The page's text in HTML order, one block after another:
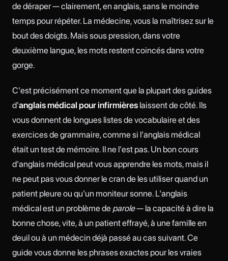
de déraper — clairement, en anglais, sans le moindre
temps pour répéter. La médecine, vous la maîtrisez sur le
bout des doigts. Mais sous pression, dans votre
deuxième langue, les mots restent coincés dans votre
gorge.
C'est précisément ce moment que la plupart des guides
d'anglais médical pour infirmières laissent de côté. Ils
vous donnent de longues listes de vocabulaire et des
exercices de grammaire, comme si l'anglais médical
était un test de mémoire. Il ne l'est pas. Un bon cours
d'anglais médical peut vous apprendre les mots, mais il
ne peut pas vous donner le cran de les utiliser quand un
patient pleure ou qu'un moniteur sonne. L'anglais
médical est un problème de parole— la capacité à dire la
bonne chose, vite, à un patient effrayé, à une famille en
deuil ou à un médecin déjà passé au cas suivant. Ce
guide vous donne les phrases exactes pour les vraies